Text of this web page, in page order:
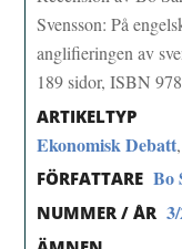
Svensson: På
anglifieringen av
189 sidor, ISBN
ARTIKELTYP
Ekonomisk Debatt
FÖRFATTARE Bo
NUMMER / ÅR